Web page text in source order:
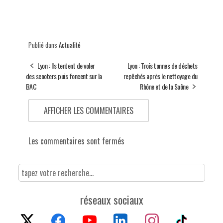
Publié dans Actualité
Lyon : Ils tentent de voler
des scooters puis foncent sur la
BAC
Lyon : Trois tonnes de déchets
repêchés après le nettoyage du
Rhône et de la Saône
AFFICHER LES COMMENTAIRES
Les commentaires sont fermés
réseaux sociaux